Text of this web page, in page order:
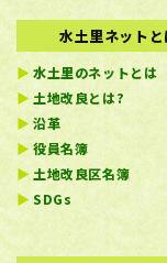
水土里ネットと
水土里のネットとは
土地改良とは?
沿革
役員名簿
土地改良区名簿
SDGs